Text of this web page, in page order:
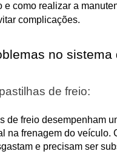
e como realizar a
complicações.
no sistema
de freio:
de freio desempenham
na frenagem do veículo.
e precisam ser